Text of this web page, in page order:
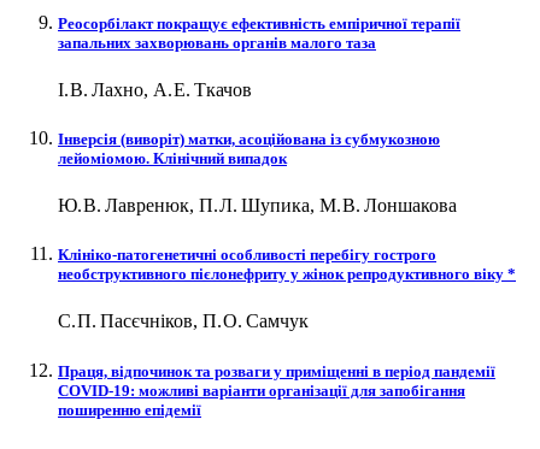
Реосорбілакт покращує ефективність емпіричної терапії
запальних захворювань органів малого таза
І. В. Лахно, А. Е. Ткачов
Інверсія (виворіт) матки, асоційована із субмукозною
лейоміомою. Клінічний випадок
Ю. В. Лавренюк, П. Л. Шупика, М. В. Лоншакова
Клініко-патогенетичні особливості перебігу гострого
необструктивного пієлонефриту у жінок репродуктивного віку *
С. П. Пасєчніков, П. О. Самчук
Праця, відпочинок та розваги у приміщенні в період пандемії
COVID‑19: можливі варіанти організації для запобігання
поширенню епідемії